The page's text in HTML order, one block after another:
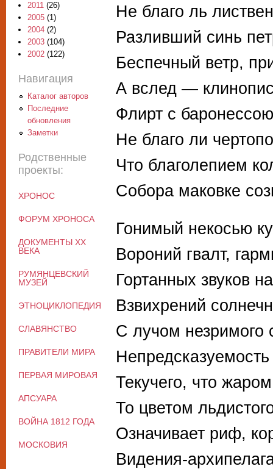
Не благо ль
Разливший синь
Беспечный ветр,
А вслед —
Флирт с
Не благо ли
Что благолепием
Собора маковке
Гонимый некосью
Вороний гвалт,
Гортанных звуков
Взвихрений
С лучом незримого
Текучего, что
То цветом
Означивает риф,
Видения-
2011 (26)
2005 (1)
2004 (2)
2003 (104)
2002 (122)
Навигация
Каталог авторов
Последние
обновления
Заметки
Родственные
проекты:
ХРОНОС
ФОРУМ ХРОНОСА
ДОКУМЕНТЫ XX
ВЕКА
РУМЯНЦЕВСКИЙ
МУЗЕЙ
ЭТНОЦИКЛОПЕДИЯ
СЛАВЯНСТВО
ПРАВИТЕЛИ МИРА
ПЕРВАЯ МИРОВАЯ
АПСУАРА
ВОЙНА 1812 ГОДА
МОСКОВИЯ